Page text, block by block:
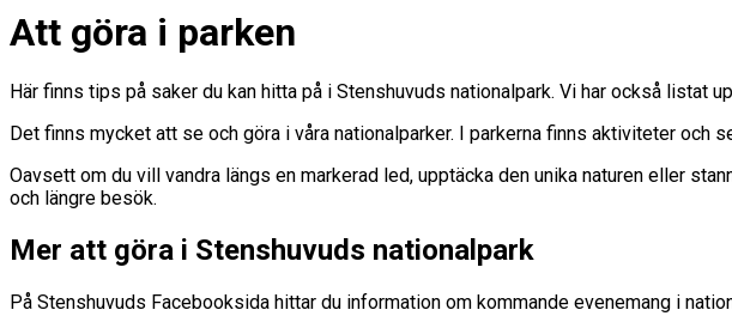
Att göra i parken
Här finns tips på saker du kan hitta på i Stenshuvuds nationalpark. Vi har också listat
Det finns mycket att se och göra i våra nationalparker. I parkerna finns aktiviteter och
Oavsett om du vill vandra längs en markerad led, upptäcka den unika naturen eller
och längre besök.
Mer att göra i Stenshuvuds nationalpark
På Stenshuvuds Facebooksida hittar du information om kommande evenemang i